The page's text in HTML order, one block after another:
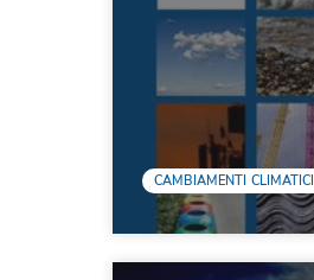
CAMBIAMENTI CLIMATICI